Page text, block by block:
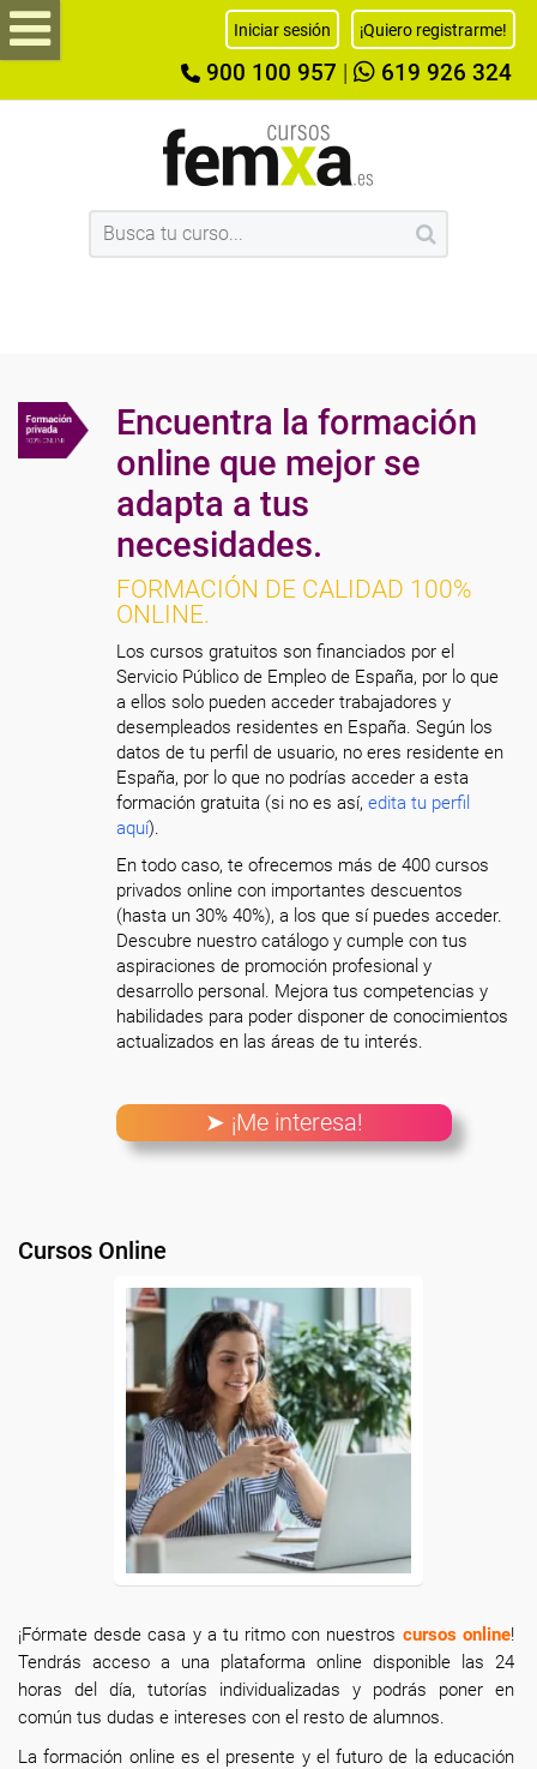
Iniciar sesión ¡Quiero registrarme!
900 100 957 619 926 324
Encuentra la formación
online que mejor se
adapta a tus
necesidades.
FORMACIÓN DE CALIDAD 100%
ONLINE.
Los cursos gratuitos son financiados por el
Servicio Público de Empleo de España, por lo que
a ellos solo pueden acceder trabajadores y
desempleados residentes en España. Según los
datos de tu perfil de usuario, no eres residente en
España, por lo que no podrías acceder a esta
formación gratuita (si no es así,edita tu perfil
aquí).
En todo caso, te ofrecemos más de 400 cursos
privados online con importantes descuentos
(hasta un 30% 40%), a los que sí puedes acceder.
Descubre nuestro catálogo y cumple con tus
aspiraciones de promoción profesional y
desarrollo personal. Mejora tus competencias y
habilidades para poder disponer de conocimientos
actualizados en las áreas de tu interés.
➤ ¡Me interesa!
Cursos Online
¡Fórmate desde casa y a tu ritmo con nuestros cursos online!
Tendrás acceso a una plataforma online disponible las 24
horas del día, tutorías individualizadas y podrás poner en
común tus dudas e intereses con el resto de alumnos.
La formación onlinees el presente y el futuro de la educación